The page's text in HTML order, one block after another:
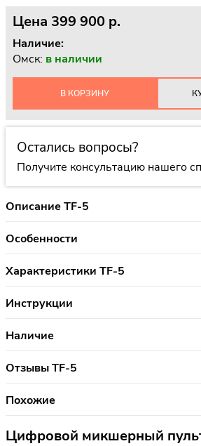
Цена 399 900 p.
Наличие:
Омск: в наличии
В КОРЗИНУ
Остались вопросы?
Получите консультацию нашего
Описание TF-5
Особенности
Характеристики TF-5
Инструкции
Наличие
Отзывы TF-5
Похожие
Цифровой микшерный